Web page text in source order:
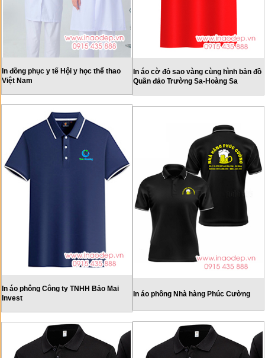
In đồng phục y tế Hội y học thể thao
Việt Nam
In áo cờ đỏ sao vàng cùng hình bản đồ
Quần đảo Trường Sa-Hoàng Sa
In áo phông Công ty TNHH Bảo Mai
Invest
In áo phông Nhà hàng Phúc Cường